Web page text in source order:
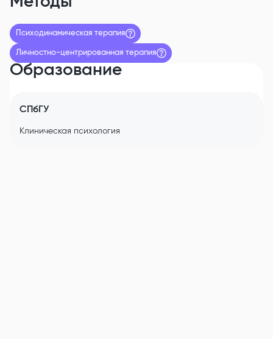
Психодинамическая терапия
Личностно-центрированная терапия
Образование
СПбГУ
Клиническая психология